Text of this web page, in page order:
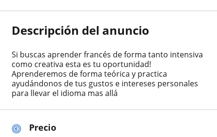
Precio
Descripción del anuncio
Si buscas aprender francés de forma tanto intensiva
como creativa esta es tu oportunidad!
Aprenderemos de forma teórica y practica
ayudándonos de tus gustos e intereses personales
para llevar el idioma mas allá